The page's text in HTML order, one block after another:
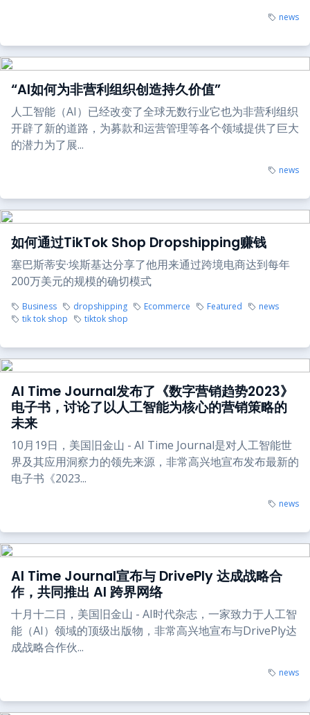
news
“AI如何为非营利组织创造持久价值”
人工智能（AI）已经改变了全球无数行业它也为非营利组织
开辟了新的道路，为募款和运营管理等各个领域提供了巨大
的潜力为了展...
news
如何通过TikTok Shop Dropshipping赚钱
塞巴斯蒂安·埃斯基达分享了他用来通过跨境电商达到每年
200万美元的规模的确切模式
Business dropshipping Ecommerce Featured
news
tik tok shop
tiktok shop
AI Time Journal发布了《数字营销趋势2023》
电子书，讨论了以人工智能为核心的营销策略的
未来
10月19日，美国旧金山 - AI Time Journal是对人工智能世
界及其应用洞察力的领先来源，非常高兴地宣布发布最新的
电子书《2023...
news
AI Time Journal宣布与 DrivePly 达成战略合
作，共同推出 AI 跨界网络
十月十二日，美国旧金山 - AI时代杂志，一家致力于人工智
能（AI）领域的顶级出版物，非常高兴地宣布与DrivePly达
成战略合作伙...
news